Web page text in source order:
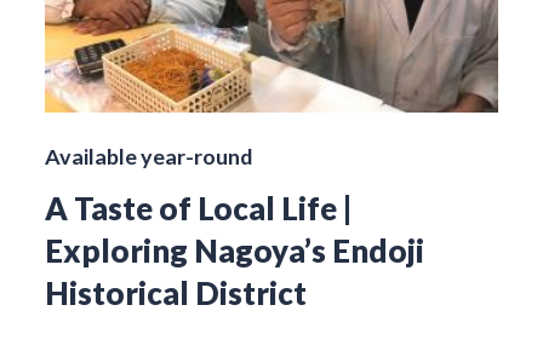
Available year-round
A Taste of Local Life |
Exploring Nagoya’s Endoji
Historical District